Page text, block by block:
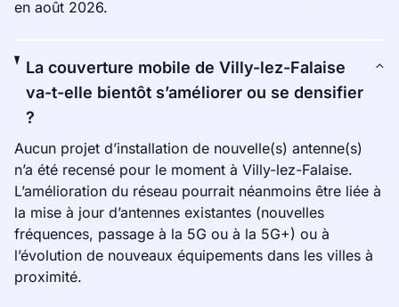
en août 2026.
La couverture mobile de Villy-lez-Falaise
va-t-elle bientôt s’améliorer ou se densifier
?
Aucun projet d’installation de nouvelle(s) antenne(s)
n’a été recensé pour le moment à Villy-lez-Falaise.
L’amélioration du réseau pourrait néanmoins être liée à
la mise à jour d’antennes existantes (nouvelles
fréquences, passage à la 5G ou à la 5G+) ou à
l’évolution de nouveaux équipements dans les villes à
proximité.